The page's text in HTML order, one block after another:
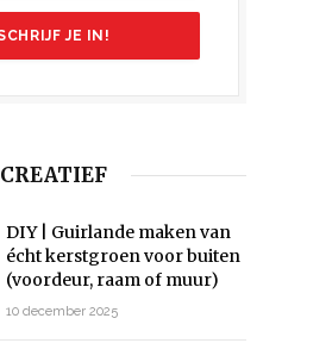
CREATIEF
DIY | Guirlande maken van
écht kerstgroen voor buiten
(voordeur, raam of muur)
10 december 2025